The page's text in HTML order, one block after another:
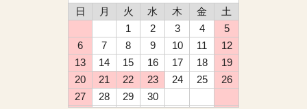
日
月 火 水 木 金
土
1
2 3 4
5
6
7 8 9 10 11
12
13
14 15 16 17 18
19
20
21 22 23 24 25
26
27
28 29
30